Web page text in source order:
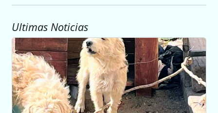
Ultimas Noticias